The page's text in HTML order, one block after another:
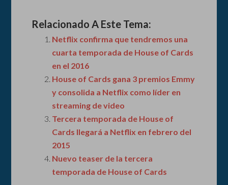
Relacionado A Este Tema:
Netflix confirma que tendremos una
cuarta temporada de House of Cards
en el 2016
House of Cards gana 3 premios Emmy
y consolida a Netflix como líder en
streaming de video
Tercera temporada de House of
Cards llegará a Netflix en febrero del
2015
Nuevo teaser de la tercera
temporada de House of Cards